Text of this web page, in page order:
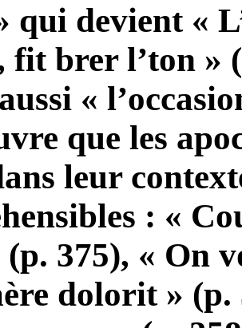
qui devient «
fit brer l’ton »
«
que les
leur
: «
375), « On
dolorit » (p.